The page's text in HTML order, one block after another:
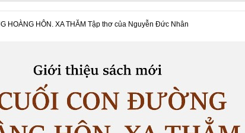
HOÀNG HÔN. XA THĂM Tập thơ của Nguyễn Đức Nhân